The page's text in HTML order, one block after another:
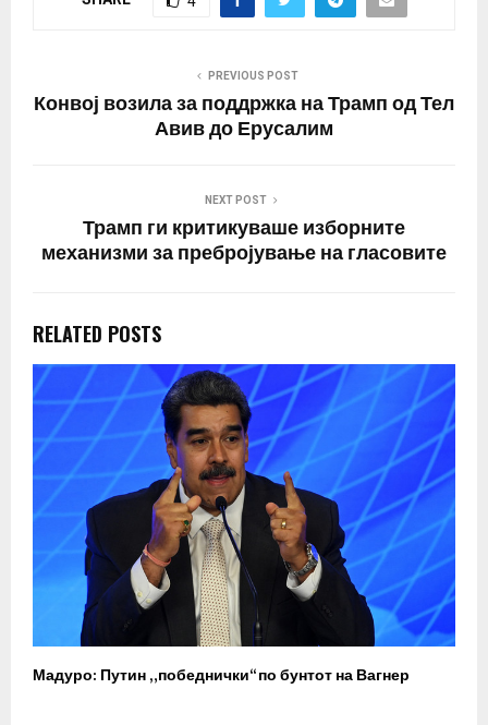
PREVIOUS POST
Конвој возила за поддржка на Трамп од Тел
Авив до Ерусалим
NEXT POST
Трамп ги критикуваше изборните
механизми за пребројување на гласовите
RELATED POSTS
Мадуро: Путин „победнички“ по бунтот на Вагнер